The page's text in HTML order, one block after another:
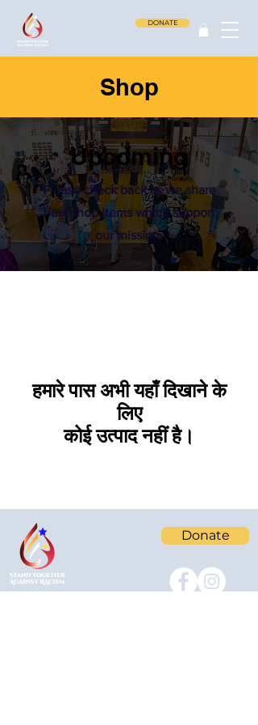
DONATE
Shop
Upcoming
Please check back as we share
new shop items which support
our mission.
हमारे पास अभी यहाँ दिखाने के
लिए
कोई उत्पाद नहीं है।
Donate